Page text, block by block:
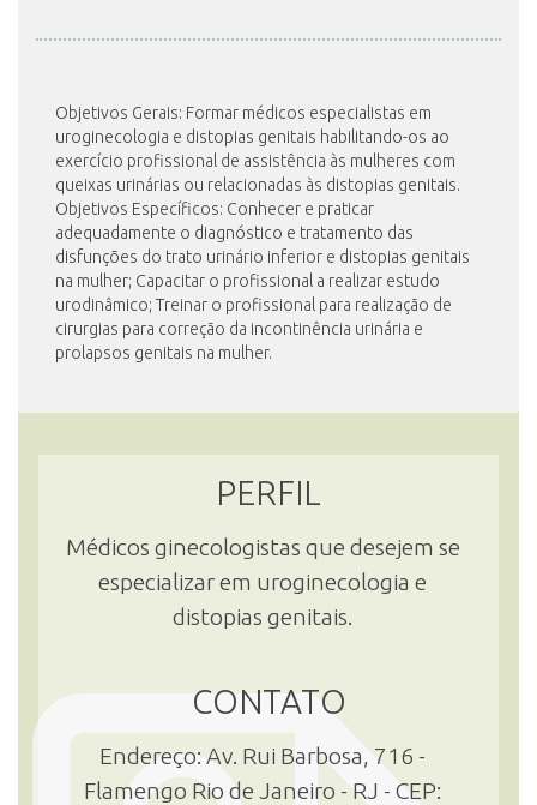
INSCRIÇÃO E SELEÇÃO
CONTATO
Objetivos Gerais: Formar médicos especialistas em
uroginecologia e distopias genitais habilitando-os ao
exercício profissional de assistência às mulheres com
queixas urinárias ou relacionadas às distopias genitais.
Objetivos Específicos: Conhecer e praticar
adequadamente o diagnóstico e tratamento das
disfunções do trato urinário inferior e distopias genitais
na mulher; Capacitar o profissional a realizar estudo
urodinâmico; Treinar o profissional para realização de
cirurgias para correção da incontinência urinária e
prolapsos genitais na mulher.
PERFIL
Médicos ginecologistas que desejem se
especializar em uroginecologia e
distopias genitais.
CONTATO
Endereço: Av. Rui Barbosa, 716 -
Flamengo Rio de Janeiro - RJ - CEP: